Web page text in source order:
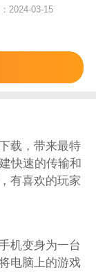
2024-03-15
载，带来最特
快速的传输和
有喜欢的玩家
机变身为一台
电脑上的游戏